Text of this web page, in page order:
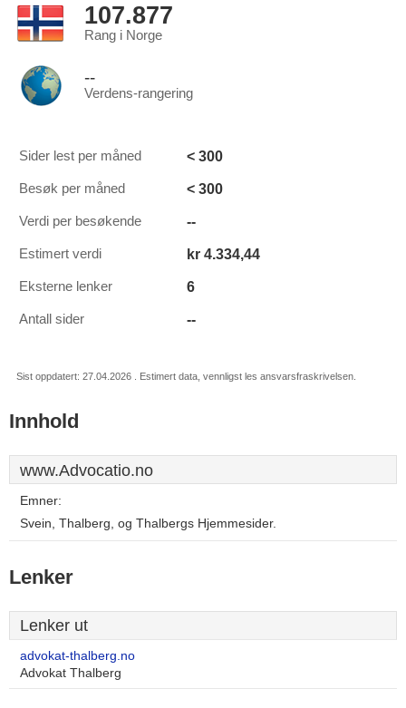
107.877
Rang i Norge
--
Verdens-rangering
Sider lest per måned < 300
Besøk per måned < 300
Verdi per besøkende --
Estimert verdi kr 4.334,44
Eksterne lenker 6
Antall sider --
Sist oppdatert: 27.04.2026 . Estimert data, vennligst les ansvarsfraskrivelsen.
Innhold
www.Advocatio.no
Emner:
Svein, Thalberg, og Thalbergs Hjemmesider.
Lenker
Lenker ut
advokat-thalberg.no
Advokat Thalberg